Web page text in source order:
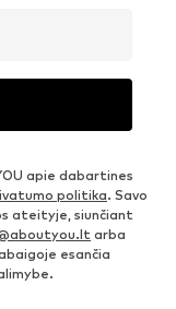
apie dabartines
politika. Savo
ateityje, siunčiant
arba
esančia